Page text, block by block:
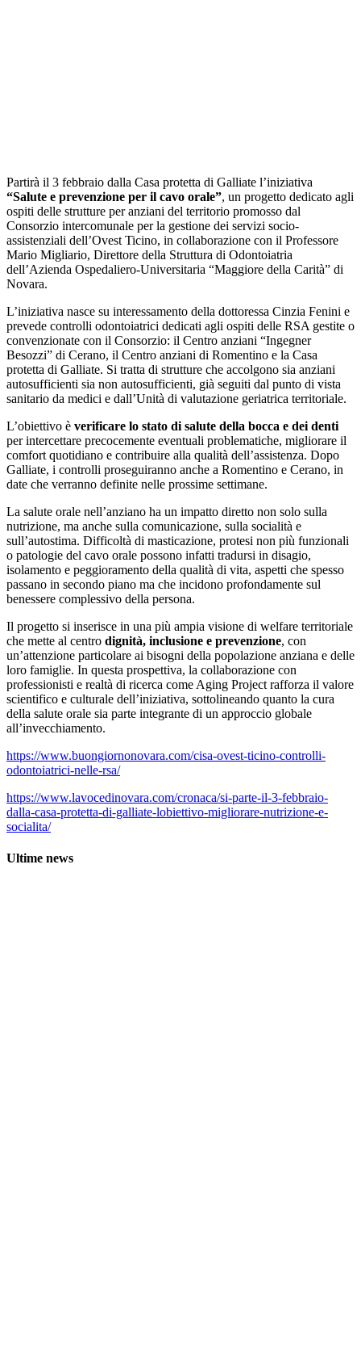
Partirà il 3 febbraio dalla Casa protetta di Galliate l’iniziativa
“Salute e prevenzione per il cavo orale”, un progetto dedicato agli
ospiti delle strutture per anziani del territorio promosso dal
Consorzio intercomunale per la gestione dei servizi socio-
assistenziali dell’Ovest Ticino, in collaborazione con il Professore
Mario Migliario, Direttore della Struttura di Odontoiatria
dell’Azienda Ospedaliero-Universitaria “Maggiore della Carità” di
Novara.
L’iniziativa nasce su interessamento della dottoressa Cinzia Fenini e
prevede controlli odontoiatrici dedicati agli ospiti delle RSA gestite o
convenzionate con il Consorzio: il Centro anziani “Ingegner
Besozzi” di Cerano, il Centro anziani di Romentino e la Casa
protetta di Galliate. Si tratta di strutture che accolgono sia anziani
autosufficienti sia non autosufficienti, già seguiti dal punto di vista
sanitario da medici e dall’Unità di valutazione geriatrica territoriale.
L’obiettivo è verificare lo stato di salute della bocca e dei denti
per intercettare precocemente eventuali problematiche, migliorare il
comfort quotidiano e contribuire alla qualità dell’assistenza. Dopo
Galliate, i controlli proseguiranno anche a Romentino e Cerano, in
date che verranno definite nelle prossime settimane.
La salute orale nell’anziano ha un impatto diretto non solo sulla
nutrizione, ma anche sulla comunicazione, sulla socialità e
sull’autostima. Difficoltà di masticazione, protesi non più funzionali
o patologie del cavo orale possono infatti tradursi in disagio,
isolamento e peggioramento della qualità di vita, aspetti che spesso
passano in secondo piano ma che incidono profondamente sul
benessere complessivo della persona.
Il progetto si inserisce in una più ampia visione di welfare territoriale
che mette al centro dignità, inclusione e prevenzione, con
un’attenzione particolare ai bisogni della popolazione anziana e delle
loro famiglie. In questa prospettiva, la collaborazione con
professionisti e realtà di ricerca come Aging Project rafforza il valore
scientifico e culturale dell’iniziativa, sottolineando quanto la cura
della salute orale sia parte integrante di un approccio globale
all’invecchiamento.
https://www.buongiornonovara.com/cisa-ovest-ticino-controlli-
odontoiatrici-nelle-rsa/
https://www.lavocedinovara.com/cronaca/si-parte-il-3-febbraio-
dalla-casa-protetta-di-galliate-lobiettivo-migliorare-nutrizione-e-
socialita/
Ultime news